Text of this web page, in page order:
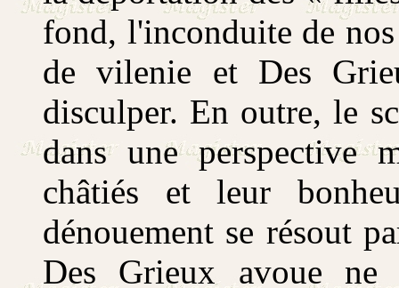
fond, l'inconduite de
de vilenie et Des
disculper. En outre, le
dans une perspective
châtiés et leur
dénouement se résout
Des Grieux avoue